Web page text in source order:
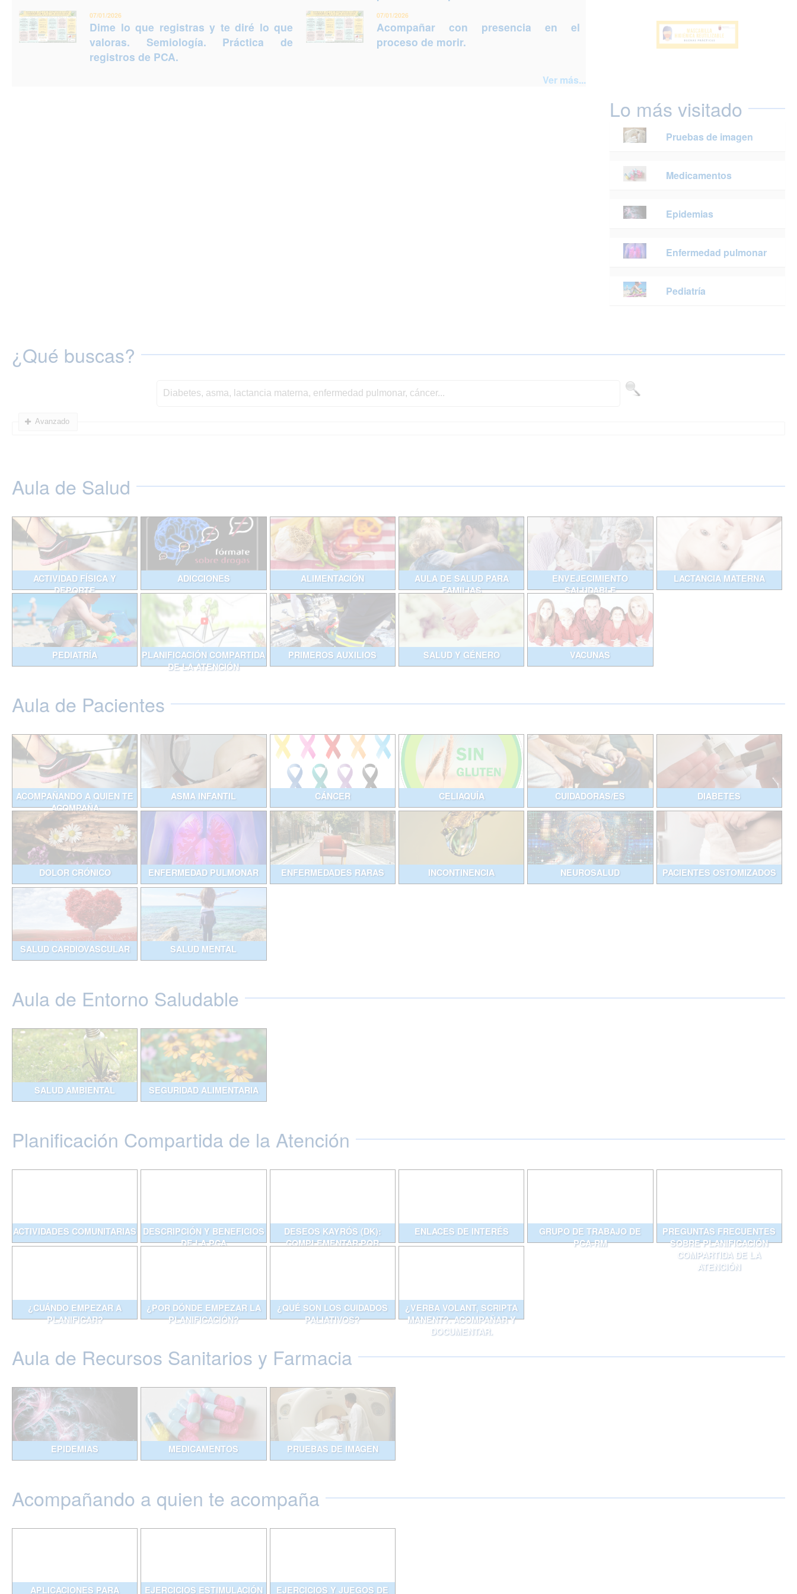
07/01/2026
Dime lo que registras y te diré lo que
valoras. Semiología. Práctica de
registros de PCA.
07/01/2026
Acompañar con presencia en el
proceso de morir.
Ver más...
Lo más visitado
Pruebas de imagen
Medicamentos
Epidemias
Enfermedad pulmonar
Pediatría
¿Qué buscas?
Avanzado
Aula de Salud
ACTIVIDAD FÍSICA Y
DEPORTE
ADICCIONES ALIMENTACIÓN
AULA DE SALUD PARA
FAMILIAS
ENVEJECIMIENTO
SALUDABLE
LACTANCIA MATERNA
PEDIATRÍA
PLANIFICACIÓN COMPARTIDA
DE LA ATENCIÓN
PRIMEROS AUXILIOS SALUD Y GÉNERO VACUNAS
Aula de Pacientes
ACOMPAÑANDO A QUIEN TE
ACOMPAÑA
ASMA INFANTIL CÁNCER CELIAQUÍA CUIDADORAS/ES DIABETES
DOLOR CRÓNICO ENFERMEDAD PULMONAR ENFERMEDADES RARAS INCONTINENCIA NEUROSALUD PACIENTES OSTOMIZADOS
SALUD CARDIOVASCULAR SALUD MENTAL
Aula de Entorno Saludable
SALUD AMBIENTAL SEGURIDAD ALIMENTARIA
Planificación Compartida de la Atención
ACTIVIDADES COMUNITARIAS DESCRIPCIÓN Y BENEFICIOS
DE LA PCA
DESEOS KAYRÓS (DK):
COMPLEMENTAR POR
ENLACES DE INTERÉS
GRUPO DE TRABAJO DE
PCA-RM
PREGUNTAS FRECUENTES
SOBRE PLANIFICACIÓN
COMPARTIDA DE LA
ATENCIÓN
¿CUÁNDO EMPEZAR A
PLANIFICAR?
¿POR DÓNDE EMPEZAR LA
PLANIFICACIÓN?
¿QUÉ SON LOS CUIDADOS
PALIATIVOS?
¿VERBA VOLANT, SCRIPTA
MANENT?. ACOMPAÑAR Y
DOCUMENTAR.
Aula de Recursos Sanitarios y Farmacia
EPIDEMIAS MEDICAMENTOS PRUEBAS DE IMAGEN
Acompañando a quien te acompaña
APLICACIONES PARA EJERCICIOS ESTIMULACIÓN EJERCICIOS Y JUEGOS DE